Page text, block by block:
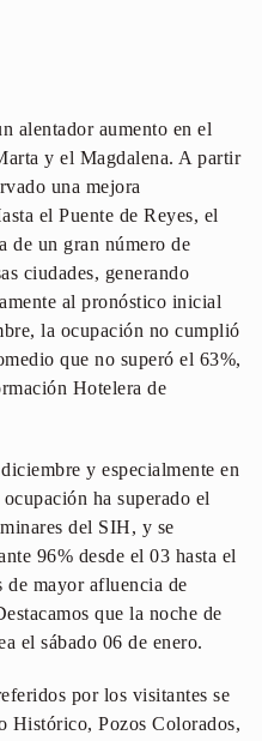
alentador aumento en el
y el Magdalena. A partir
una mejora
el Puente de Reyes, el
de un gran número de
ciudades, generando
al pronóstico inicial
la ocupación no cumplió
que no superó el 63%,
Hotelera de
y especialmente en
ha superado el
del SIH, y se
96% desde el 03 hasta el
de mayor afluencia de
que la noche de
el sábado 06 de enero.
por los visitantes se
Histórico, Pozos Colorados,